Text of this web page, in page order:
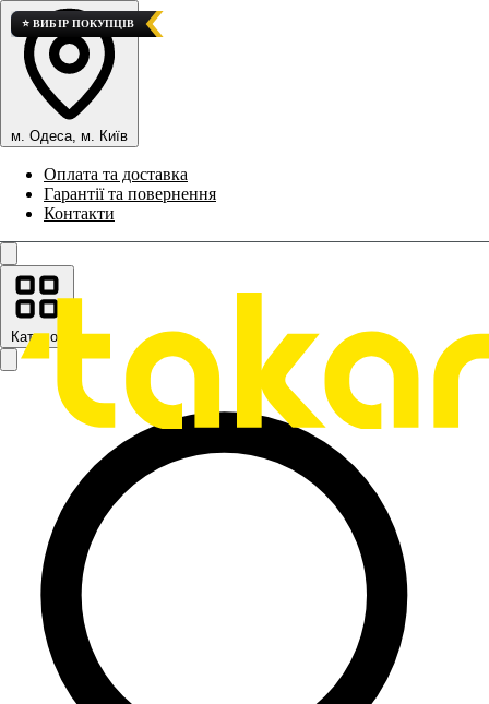
м. Одеса, м. Київ
Оплата та доставка
Гарантії та повернення
Контакти
Каталог
🏆 КРАЩИЙ ВАРІАНТ
🚀 ТОП ПРОДАЖІВ
⭐ ВИБІР ПОКУПЦІВ